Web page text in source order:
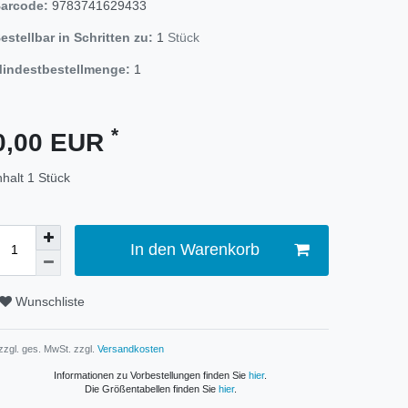
9783741629433
in Schritten zu: 1 Stück
1
EUR *
1 Stück
In den Warenkorb
Wunschliste
ges. MwSt. zzgl. Versandkosten
Informationen zu Vorbestellungen finden Sie hier.
Die Größentabellen finden Sie hier.